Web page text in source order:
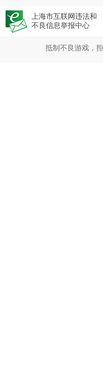
上海市互联网违法和
不良信息举报中心
抵制不良游戏，